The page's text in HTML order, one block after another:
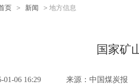
页 > 新闻 > 地方信息
国家矿
01-06 16:29 来源：中国煤炭报